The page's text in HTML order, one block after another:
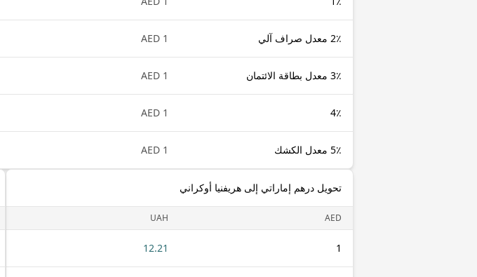
2٪ معدل صراف آلي 1 AED
3٪ معدل بطاقة الائتمان 1 AED
4٪ 1 AED
5٪ معدل الكشك 1 AED
تحويل درهم إماراتي إلى هريفنيا أوكراني
AED
UAH
1
12.21